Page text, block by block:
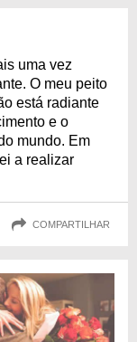
uma vez
O meu peito
está radiante
e o
mundo. Em
a realizar
COMPARTILHAR